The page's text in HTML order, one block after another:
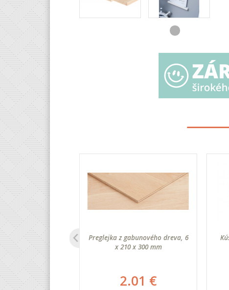
16 mm, 10 ks
€
Preglejka z gabunového dreva, 6
x 210 x 300 mm
2.01 €